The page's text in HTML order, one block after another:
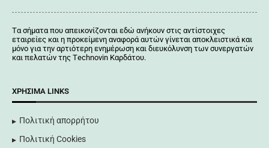
Tα σήματα που απεικονίζονται εδώ ανήκουν στις αντίστοιχες
εταιρείες και η προκείμενη αναφορά αυτών γίνεται αποκλειστικά και
μόνο για την αρτιότερη ενημέρωση και διευκόλυνση των συνεργατών
και πελατών της Τechnovin Kαρδάτου.
ΧΡΉΣΙΜΑ LINKS
Πολιτική απορρήτου
Πολιτική Cookies